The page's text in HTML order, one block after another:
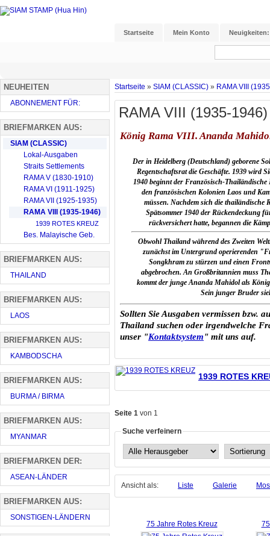
Startseite Mein Konto Neuigkeiten:
Startseite » SIAM (CLASSIC) » RAMA VIII
RAMA VIII (1935-1946)
König Rama VIII. Ananda
Der in Heidelberg (Deutschland) geborene
Regentschaftsrat die Geschäfte. 1939 wird
1940 beginnt der Französisch-
den französischen Kolonien Laos und
müssen. Nachdem sich die
Spätsommer 1940 der Rückendeckung
rückversichert hatte, begannen die
Obwohl Thailand während des Zweiten
zunächst im Untergrund operierenden
Songkhram zu stürzen und einen
abgebrochen.An Großbritannien muss
kommt der junge Ananda Mahidol als
Sein junger Bruder
Sollten Sie Ausgaben vermissen bzw.
Thailand suchen oder irgendwelche
unser "Kontaktsystem" mit uns auf.
1939 ROTES
Seite 1 von 1
Suche verfeinern
Ansicht als: Liste Galerie
75 Jahre Rotes Kreuz
NEUHEITEN
ABONNEMENT FÜR:
BRIEFMARKEN AUS:
SIAM (CLASSIC)
Lokal-Ausgaben
Straits Settlements
RAMA V (1830-1910)
RAMA VI (1911-1925)
RAMA VII (1925-1935)
RAMA VIII (1935-1946)
1939 ROTES KREUZ
Bes. Malayische Geb.
BRIEFMARKEN AUS:
THAILAND
BRIEFMARKEN AUS:
LAOS
BRIEFMARKEN AUS:
KAMBODSCHA
BRIEFMARKEN AUS:
BURMA / BIRMA
BRIEFMARKEN AUS:
MYANMAR
BRIEFMARKEN DER:
ASEAN-LÄNDER
BRIEFMARKEN AUS:
SONSTIGEN-LÄNDERN